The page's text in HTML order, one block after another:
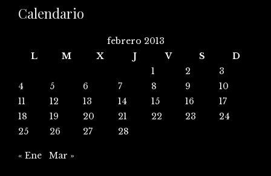
Calendario
febrero 2013
L
M X J V S
D
1
2
3
4
5 6 7 8 9
10
11
12 13 14 15 16
17
18
19 20 21 22 23
24
25
26 27 28
« Ene Mar »